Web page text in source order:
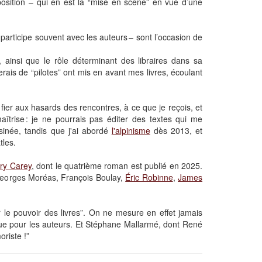
souvent avec les auteurs – sont l’occasion de
que le rôle déterminant des libraires dans sa
de “pilotes” ont mis en avant mes livres, écoulant
aux hasards des rencontres, à ce que je reçois, et
: je ne pourrais pas éditer des textes qui me
tandis que j'ai abordé l'alpinismedès 2013, et
Carey, dont le quatrième roman est publié en 2025.
Moréas, François Boulay, Éric Robinne,James
pouvoir des livres”. On ne mesure en effet jamais
pour les auteurs. Et Stéphane Mallarmé, dont René
!”